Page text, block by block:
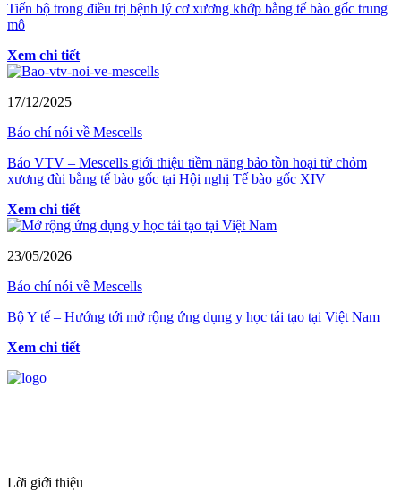
Tiến bộ trong điều trị bệnh lý cơ xương khớp bằng tế bào gốc trung
mô
Xem chi tiết
17/12/2025
Báo chí nói về Mescells
Báo VTV – Mescells giới thiệu tiềm năng bảo tồn hoại tử chỏm
xương đùi bằng tế bào gốc tại Hội nghị Tế bào gốc XIV
Xem chi tiết
23/05/2026
Báo chí nói về Mescells
Bộ Y tế – Hướng tới mở rộng ứng dụng y học tái tạo tại Việt Nam
Xem chi tiết
Lời giới thiệu